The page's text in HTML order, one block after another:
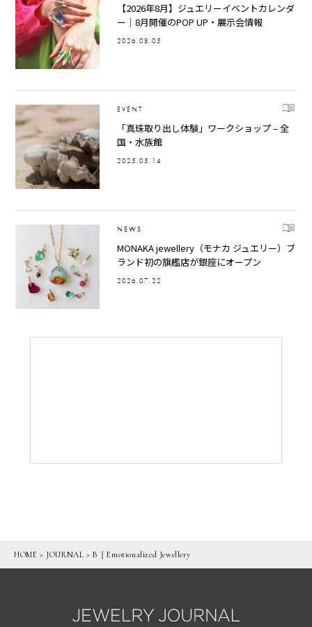
【2026年8月】ジュエリーイベントカレンダ
ー｜8月開催のPOP UP・展示会情報
2026.08.05
EVENT
「真珠取り出し体験」ワークショップ – 全
国・水族館
2025.05.14
NEWS
MONAKA jewellery（モナカ ジュエリー）ブ
ランド初の旗艦店が銀座にオープン
2026.07.22
HOME > JOURNAL >B｜Emotionalized Jewellery